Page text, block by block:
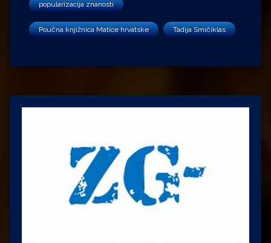
popularizacija znanosti
Poučna knjižnica Matice hrvatske Tadija Smičiklas